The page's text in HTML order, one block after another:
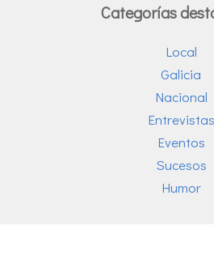
Categorías
Local
Galicia
Nacional
Entrevistas
Eventos
Sucesos
Humor